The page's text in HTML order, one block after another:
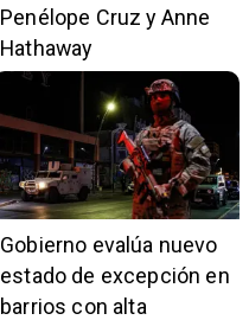
Penélope Cruz y Anne
Hathaway
Gobierno evalúa nuevo
estado de excepción en
barrios con alta